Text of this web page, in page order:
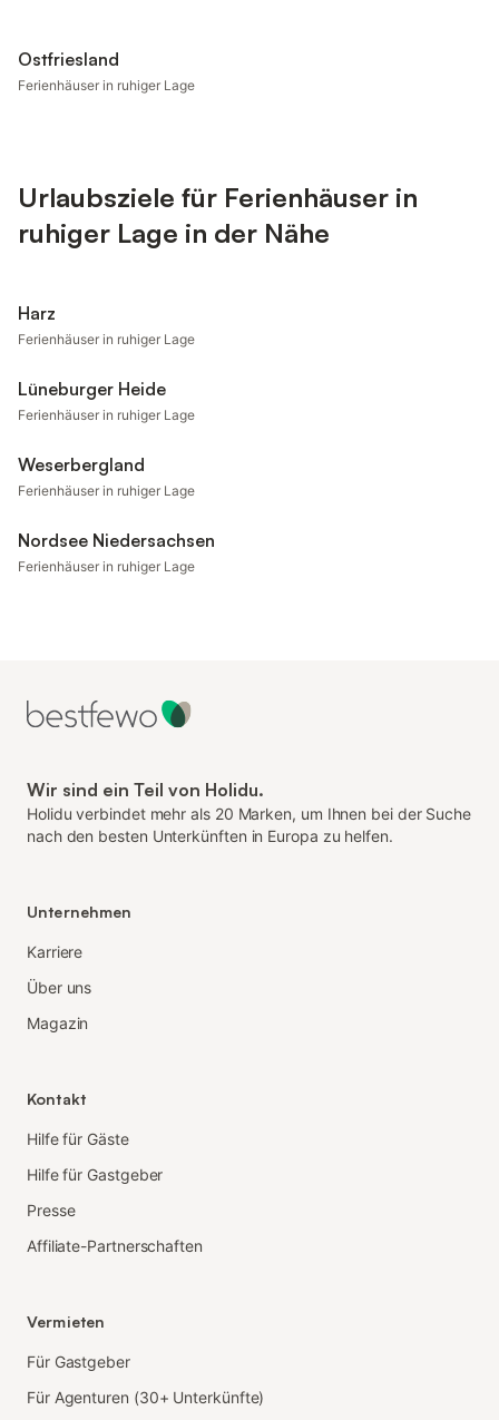
Ostfriesland
Ferienhäuser in ruhiger Lage
Urlaubsziele für Ferienhäuser in
ruhiger Lage in der Nähe
Harz
Ferienhäuser in ruhiger Lage
Lüneburger Heide
Ferienhäuser in ruhiger Lage
Weserbergland
Ferienhäuser in ruhiger Lage
Nordsee Niedersachsen
Ferienhäuser in ruhiger Lage
Wir sind ein Teil von Holidu.
Holidu verbindet mehr als 20 Marken, um Ihnen bei der Suche
nach den besten Unterkünften in Europa zu helfen.
Unternehmen
Karriere
Über uns
Magazin
Kontakt
Hilfe für Gäste
Hilfe für Gastgeber
Presse
Affiliate-Partnerschaften
Vermieten
Für Gastgeber
Für Agenturen (30+ Unterkünfte)